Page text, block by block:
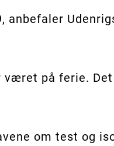
anbefaler
på ferie.
om test og